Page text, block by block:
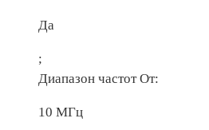
Да
;
Диапазон частот От:
10 МГц